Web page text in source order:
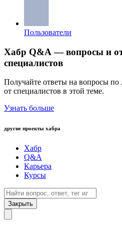
Пользователи
Хабр Q&A — вопросы и
специалистов
Получайте ответы на вопросы
от специалистов в этой теме.
Узнать больше
другие проекты хабра
Хабр
Q&A
Карьера
Курсы
Закрыть